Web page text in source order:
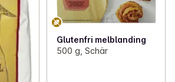
Glutenfri melblanding
500 g, Schär